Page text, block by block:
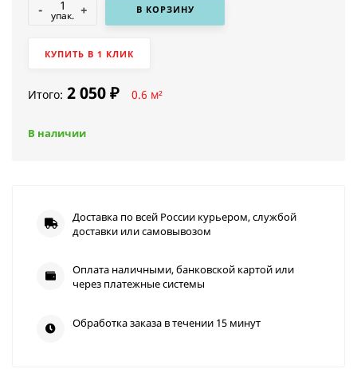
- упак. + В КОРЗИНУ
КУПИТЬ В 1 КЛИК
Итого: 2 050 ₽ 0.6 м²
В наличии
Доставка по всей России курьером, службой
доставки или самовывозом
Оплата наличными, банковской картой или
через платежные системы
Обработка заказа в течении 15 минут